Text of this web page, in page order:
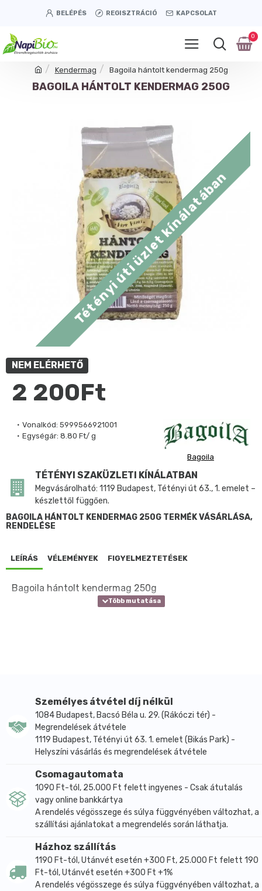
BELÉPÉS REGISZTRÁCIÓ KAPCSOLAT
0
Kendermag Bagoila hántolt kendermag 250g
BAGOILA HÁNTOLT KENDERMAG 250G
Tétényi úti üzlet kínálatában
Vonalkód: 5999566921001
Egységár: 8.80 Ft/ g
Bagoila
NEM ELÉRHETŐ
2 200Ft
TÉTÉNYI SZAKÜZLETI KÍNÁLATBAN
Megvásárolható: 1119 Budapest, Tétényi út 63., 1. emelet –
készlettől függően.
BAGOILA HÁNTOLT KENDERMAG 250G TERMÉK VÁSÁRLÁSA,
RENDELÉSE
LEÍRÁS VÉLEMÉNYEK FIGYELMEZTETÉSEK
Bagoila hántolt kendermag 250g
Személyes átvétel díj nélkül
1084 Budapest, Bacsó Béla u. 29. (Rákóczi tér) -
Megrendelések átvétele
1119 Budapest, Tétényi út 63. 1. emelet (Bikás Park) -
Helyszíni vásárlás és megrendelések átvétele
Csomagautomata
1090 Ft-tól, 25.000 Ft felett ingyenes - Csak átutalás
vagy online bankkártya
A rendelés végösszege és súlya függvényében változhat, a
szállítási ajánlatokat a megrendelés során láthatja.
Házhoz szállítás
1190 Ft-tól, Utánvét esetén +300 Ft, 25.000 Ft felett 190
Ft-tól, Utánvét esetén +300 Ft +1%
A rendelés végösszege és súlya függvényében változhat, a